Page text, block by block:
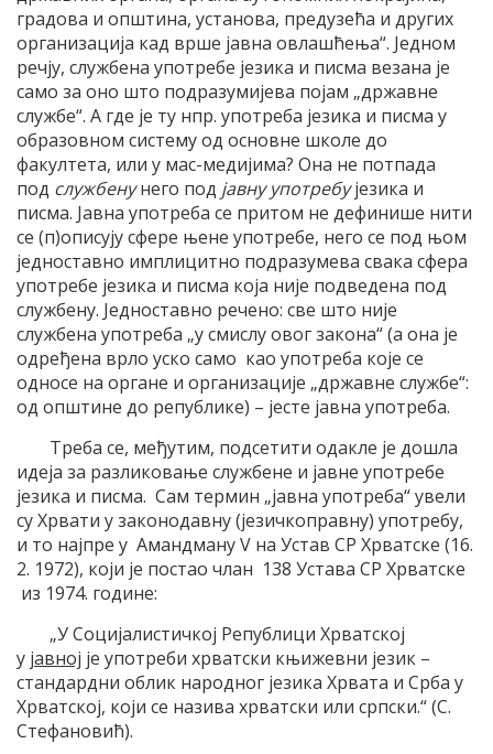
градова и општина, установа, предузећа и других
организација кад врше јавна овлашћења“. Једном
речју, службена употребе језика и писма везана је
само за оно што подразумијева појам „државне
службе“. А где је ту нпр. употреба језика и писма у
образовном систему од основне школе до
факултета, или у мас-медијима? Она не потпада
под службенунего под јавну употребујезика и
писма. Јавна употреба се притом не дефинише нити
се (п)описују сфере њене употребе, него се под њом
једноставно имплицитно подразумева свака сфера
употребе језика и писма која није подведена под
службену. Једноставно речено: све што није
службена употреба „у смислу овог закона“ (а она је
одређена врло уско само као употреба које се
односе на органе и организације „државне службе“:
од општине до републике) – јесте јавна употреба.
Треба се, међутим, подсетити одакле је дошла
идеја за разликовање службене и јавне употребе
језика и писма. Сам термин „јавна употреба“ увели
су Хрвати у законодавну (језичкоправну) употребу,
и то најпре у Амандману V на Устав СР Хрватске (16.
2. 1972), који је постао члан 138 Устава СР Хрватске
из 1974. године:
„У Социјалистичкој Републици Хрватској
у јавној је употреби хрватски књижевни језик –
стандардни облик народног језика Хрвата и Срба у
Хрватској, који се назива хрватски или српски.“ (С.
Стефановић).